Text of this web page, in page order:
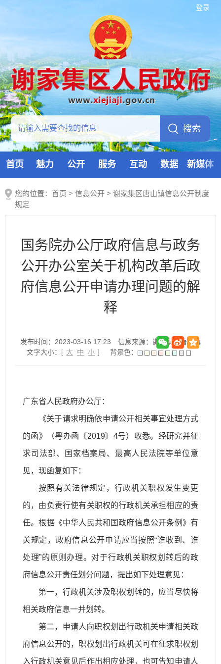
登录
首页 魅力 公开 服务 互动 数据 新媒体
您的位置： 首页 > 信息公开 > 谢家集区唐山镇信息公开制度
规定
国务院办公厅政府信息与政务
公开办公室关于机构改革后政
府信息公开申请办理问题的解
释
发布时间：2023-03-16 17:23
信息来源：谢家集区唐山镇
文字大小：[ 大 中 小 ] 背景色：
广东省人民政府办公厅：
《关于请求明确依申请公开相关事宜处理方式
的函》（粤办函〔2019〕4号）收悉。经研究并征
求司法部、国家档案局、最高人民法院等单位意
见，现函复如下：
按照有关法律规定，行政机关职权发生变更
的，由负责行使有关职权的行政机关承担相应的责
任。根据《中华人民共和国政府信息公开条例》有
关规定，政府信息公开申请应当按照“谁收到、谁
处理”的原则办理。对于行政机关职权划转后的政
府信息公开责任划分问题，提出如下处理意见：
第一，行政机关涉及职权划转的，应当尽快将
相关政府信息一并划转。
第二，申请人向职权划出行政机关申请相关政
府信息公开的，职权划出行政机关可在征求职权划
入行政机关意见后作出相应处理，也可告知申请人